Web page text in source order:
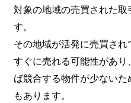
対象の地域の売買された
す。
その地域が活発に売買さ
すぐに売れる可能性があ
ば競合する物件が少ない
もあります。